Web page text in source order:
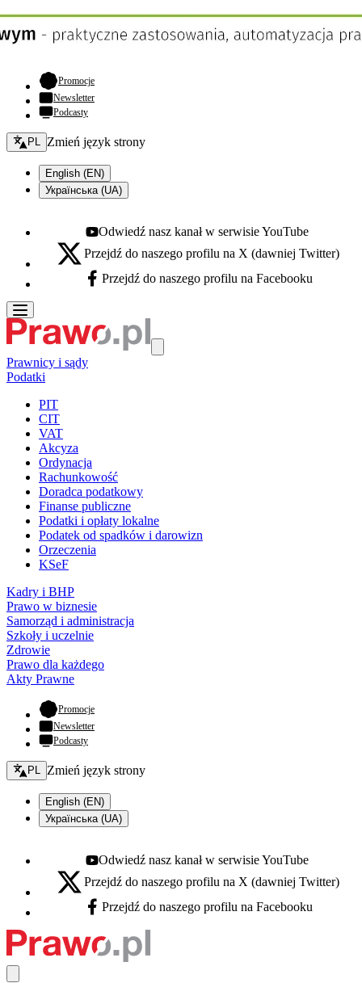
Promocje- otwiera się w nowej karcie
Newsletter
Podcasty
Zmień język - bieżący:
PL Zmień język strony
English (EN)
Українська (UA)
Youtube - otwiera się w nowej karcie
Odwiedź nasz kanał w serwisie YouTube
X - otwiera się w nowej karcie
Przejdź do naszego profilu na X (dawniej Twitter)
Facebook - otwiera się w nowej karcie
Przejdź do naszego profilu na Facebooku
Prawnicy i sądy
Podatki
PIT
CIT
VAT
Akcyza
Ordynacja
Rachunkowość
Doradca podatkowy
Finanse publiczne
Podatki i opłaty lokalne
Podatek od spadków i darowizn
Orzeczenia
KSeF
Kadry i BHP
Prawo w biznesie
Samorząd i administracja
Szkoły i uczelnie
Zdrowie
Prawo dla każdego
Akty Prawne
Promocje- otwiera się w nowej karcie
Newsletter
Podcasty
Zmień język - bieżący:
PL Zmień język strony
English (EN)
Українська (UA)
Youtube - otwiera się w nowej karcie
Odwiedź nasz kanał w serwisie YouTube
X - otwiera się w nowej karcie
Przejdź do naszego profilu na X (dawniej Twitter)
Facebook - otwiera się w nowej karcie
Przejdź do naszego profilu na Facebooku